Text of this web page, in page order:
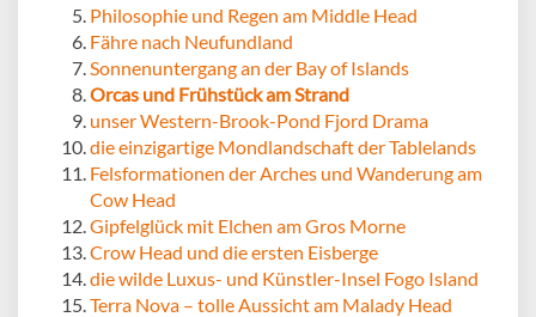
Philosophie und Regen am Middle Head
Fähre nach Neufundland
Sonnenuntergang an der Bay of Islands
Orcas und Frühstück am Strand
unser Western-Brook-Pond Fjord Drama
die einzigartige Mondlandschaft der Tablelands
Felsformationen der Arches und Wanderung am
Cow Head
Gipfelglück mit Elchen am Gros Morne
Crow Head und die ersten Eisberge
die wilde Luxus- und Künstler-Insel Fogo Island
Terra Nova – tolle Aussicht am Malady Head